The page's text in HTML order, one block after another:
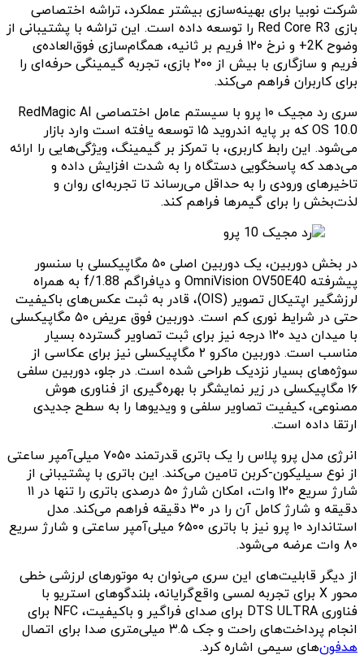
شرکت نوبیا برای بهینه‌سازی بیشتر عملکرد، تراشه اختصاصی
بازی Red Core R3 را توسعه داده است. این تراشه با پشتیبانی از
وضوح 2K+ و نرخ ۱۲۰ فریم بر ثانیه، همگام‌سازی فوق‌العاده‌ی
فریم و سازگاری با بیش از ۲۰۰ بازی، تجربه گیمینگی حرفه‌ای را
برای کاربران فراهم می‌کند.
سری رد مجیک ۱۰ پرو با سیستم عامل اختصاصی RedMagic AI
OS 10.0 که بر پایه اندروید ۱۵ توسعه یافته است وارد بازار
می‌شود. این رابط کاربری، با تمرکز بر گیمینگ، ویژگی‌هایی را ارائه
می‌دهد که پاسخگویی دستگاه را به شدت افزایش داده و
تاخیرهای ورودی را به حداقل می‌رساند تا تجربه‌ای روان و
لذت‌بخش را برای گیمرها فراهم کند.
در بخش دوربین، یک دوربین اصلی ۵۰ مگاپیکسلی با سنسور
پیشرفته OmniVision OV50E40 و دیافراگم f/1.88 به همراه
لرزشگیر اپتیکال تصویر (OIS)، قادر به ثبت عکس‌های باکیفیت
حتی در شرایط نوری کم است. دوربین فوق عریض ۵۰ مگاپیکسلی
با میدان دید ۱۲۰ درجه نیز برای ثبت تصاویر گسترده بسیار
مناسب است. دوربین ماکرو ۲ مگاپیکسلی نیز برای عکاسی از
سوژه‌های بسیار نزدیک طراحی شده است. در جلو، دوربین سلفی
۱۶ مگاپیکسلی در زیر نمایشگر با بهره‌گیری از فناوری هوش
مصنوعی، کیفیت تصاویر سلفی و ویدیوها را به سطح جدیدی
ارتقا داده است.
انرژی مدل پرو پلاس را یک باتری قدرتمند ۷۰۵۰ میلی‌آمپر ساعتی
از نوع سیلیکون-کربن تامین می‌کند. این باتری با پشتیبانی از
شارژ سریع ۱۲۰ وات، امکان شارژ ۵۰ درصدی باتری را تنها در ۱۱
دقیقه و شارژ کامل آن را در ۳۰ دقیقه فراهم می‌کند. مدل
استاندارد ۱۰ پرو نیز با باتری ۶۵۰۰ میلی‌آمپر ساعتی و شارژ سریع
۸۰ وات عرضه می‌شود.
از دیگر قابلیت‌های این سری می‌نوان به موتورهای لرزشی خطی
محور X برای تجربه لمسی واقع‌گرایانه، بلندگوهای استریو با
فناوری DTS ULTRA برای صدای فراگیر و باکیفیت، NFC برای
انجام پرداخت‌‌های راحت و جک ۳.۵ میلی‌متری صدا برای اتصال
هدفون‌های سیمی اشاره کرد.